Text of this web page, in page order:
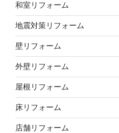
和室リフォーム
地震対策リフォーム
壁リフォーム
外壁リフォーム
屋根リフォーム
床リフォーム
店舗リフォーム